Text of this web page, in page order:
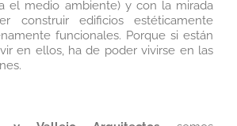
el medio ambiente) y con la mirada
construir edificios estéticamente
funcionales. Porque si están
en ellos, ha de poder vivirse en las